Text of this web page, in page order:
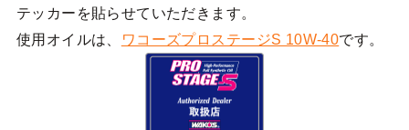
テッカーを貼らせていただきます。
使用オイルは、
ワコーズプロステージS 10W-40です。